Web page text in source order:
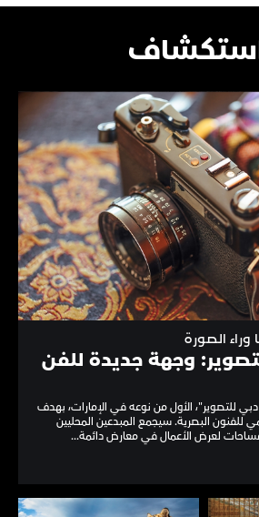
وراء الصورة
وجهة جديدة للفن
للتصوير"، الأول من نوعه في الإمارات، بهدف
للفنون البصرية. سيجمع المبدعين المحليين
لعرض الأعمال في معارض دائمة...